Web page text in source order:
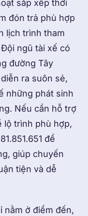
sắp xếp thời
đón trả phù hợp
lịch trình tham
ngũ tài xế có
đường Tây
ra suôn sẻ,
những phát sinh
Nếu cần hỗ trợ
lộ trình phù hợp,
để
giúp chuyến
tiện và dễ
nằm ở điểm đến,